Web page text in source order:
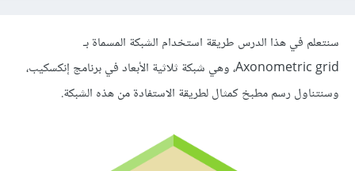
سنتعلم في هذا الدرس طريقة استخدام الشبكة المسماة بـ
Axonometric grid، وهي شبكة ثلاثية الأبعاد في برنامج إنكسكيب،
وسنتناول رسم مطبخ كمثال لطريقة الاستفادة من هذه الشبكة.